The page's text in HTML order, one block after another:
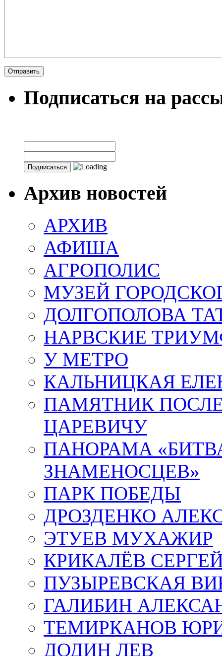
Подписаться на
Архив новостей
АРХИВ
АФИША
АГРОПОЛИС
МУЗЕЙ
ДОЛГОПОЛОВА
НАРВСКИЕ
У МЕТРО
КАЛЬНИЦКАЯ
ПАМЯТНИК
ЦАРЕВИЧУ
ПАНОРАМА
ЗНАМЕНОСЦЕВ»
ПАРК ПОБЕДЫ
ДРОЗДЕНКО
ЭТУЕВ МУХАЖИР
КРИКАЛЁВ
ПУЗЫРЕВСКАЯ
ГАЛИБИН
ТЕМИРКАНОВ
ДОДИН ЛЕВ